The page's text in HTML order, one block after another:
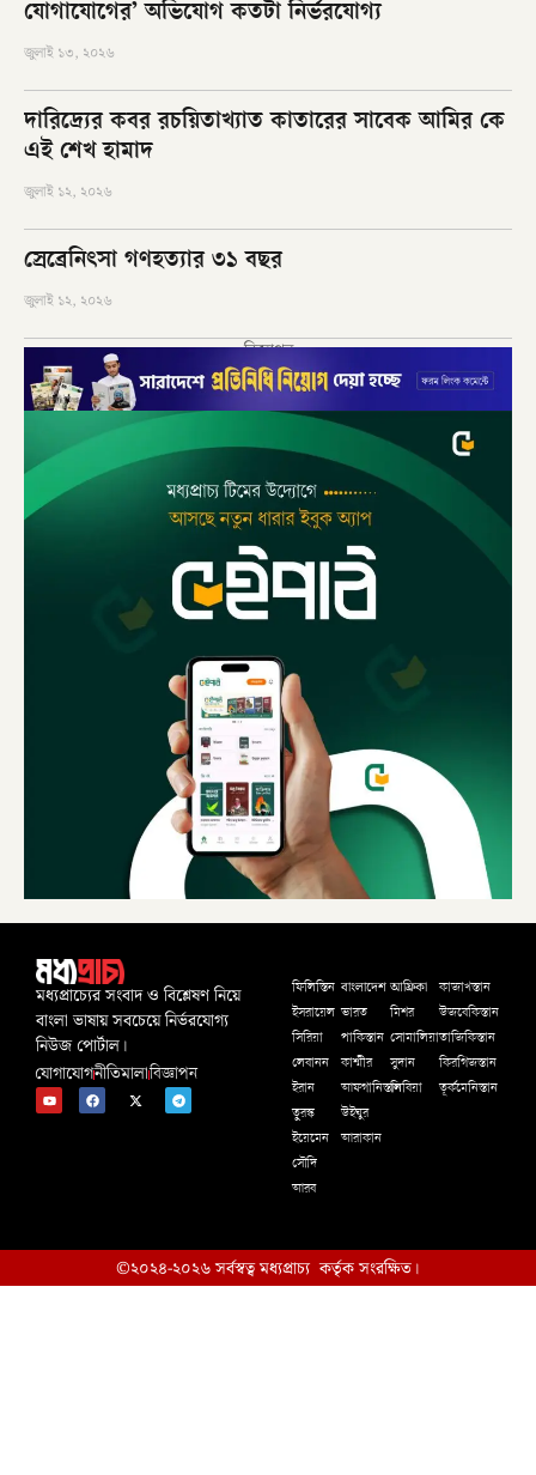
যোগাযোগের’ অভিযোগ কতটা নির্ভরযোগ্য
জুলাই ১৩, ২০২৬
দারিদ্র্যের কবর রচয়িতাখ্যাত কাতারের সাবেক আমির কে
এই শেখ হামাদ
জুলাই ১২, ২০২৬
স্রেব্রেনিৎসা গণহত্যার ৩১ বছর
জুলাই ১২, ২০২৬
বিজ্ঞাপন
মধ্যপ্রাচ্যের সংবাদ ও বিশ্লেষণ নিয়ে
বাংলা ভাষায় সবচেয়ে নির্ভরযোগ্য
নিউজ পোর্টাল।
যোগাযোগনীতিমালাবিজ্ঞাপন
ফিলিস্তিন
ইসরায়েল
সিরিয়া
লেবানন
ইরান
তুরস্ক
ইয়েমেন
সৌদি
আরব
বাংলাদেশ
ভারত
পাকিস্তান
কাশ্মীর
আফগানিস্তান
উইঘুর
আরাকান
আফ্রিকা
মিশর
সোমালিয়া
সুদান
লিবিয়া
কাজাখস্তান
উজবেকিস্তান
তাজিকিস্তান
কিরগিজস্তান
তূর্কমেনিস্তান
©২০২৪-২০২৬ সর্বস্বত্ব মধ্যপ্রাচ্য কর্তৃক সংরক্ষিত।